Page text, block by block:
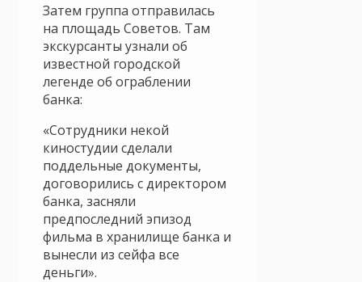
Затем группа отправилась
на площадь Советов. Там
экскурсанты узнали об
известной городской
легенде об ограблении
банка:
«Сотрудники некой
киностудии сделали
поддельные документы,
договорились с директором
банка, засняли
предпоследний эпизод
фильма в хранилище банка и
вынесли из сейфа все
деньги».